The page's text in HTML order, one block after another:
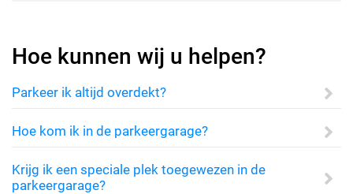
Hoe kunnen wij u helpen?
Parkeer ik altijd overdekt?
Hoe kom ik in de parkeergarage?
Krijg ik een speciale plek toegewezen in de
parkeergarage?